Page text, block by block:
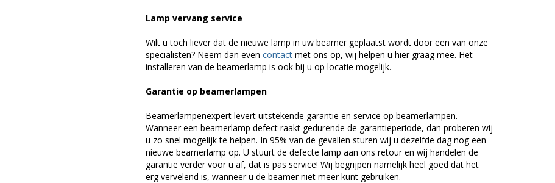
Lamp vervang service
Wilt u toch liever dat de nieuwe lamp in uw beamer geplaatst wordt door een van onze
specialisten? Neem dan even contact met ons op, wij helpen u hier graag mee. Het
installeren van de beamerlamp is ook bij u op locatie mogelijk.
Garantie op beamerlampen
Beamerlampenexpert levert uitstekende garantie en service op beamerlampen.
Wanneer een beamerlamp defect raakt gedurende de garantieperiode, dan proberen wij
u zo snel mogelijk te helpen. In 95% van de gevallen sturen wij u dezelfde dag nog een
nieuwe beamerlamp op. U stuurt de defecte lamp aan ons retour en wij handelen de
garantie verder voor u af, dat is pas service! Wij begrijpen namelijk heel goed dat het
erg vervelend is, wanneer u de beamer niet meer kunt gebruiken.